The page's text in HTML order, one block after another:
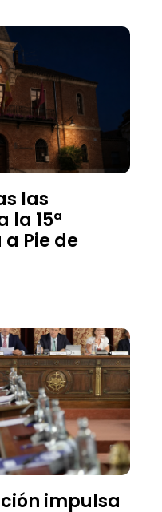
las
la 15ª
Pie de
impulsa